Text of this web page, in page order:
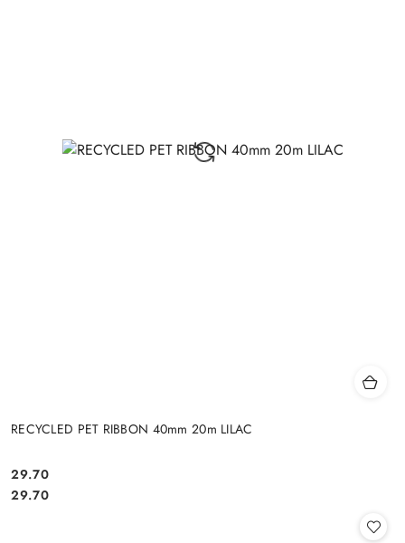
RECYCLED PET RIBBON 40mm 20m LILAC
Cena:
29.70
Cena:
29.70